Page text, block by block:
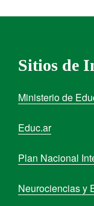
Sitios de
Ministerio de
Educ.ar
Plan Nacional
Neurociencias y